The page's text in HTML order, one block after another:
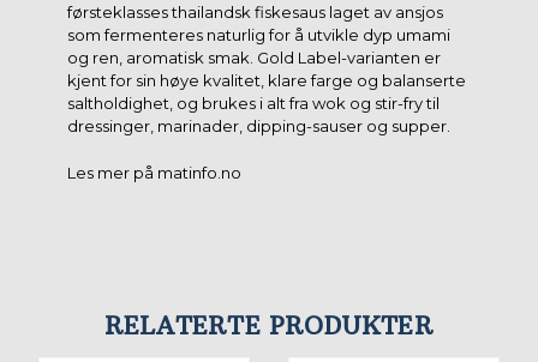
førsteklasses thailandsk fiskesaus laget av ansjos
som fermenteres naturlig for å utvikle dyp umami
og ren, aromatisk smak. Gold Label-varianten er
kjent for sin høye kvalitet, klare farge og balanserte
saltholdighet, og brukes i alt fra wok og stir-fry til
dressinger, marinader, dipping-sauser og supper.
Les mer på matinfo.no
RELATERTE PRODUKTER